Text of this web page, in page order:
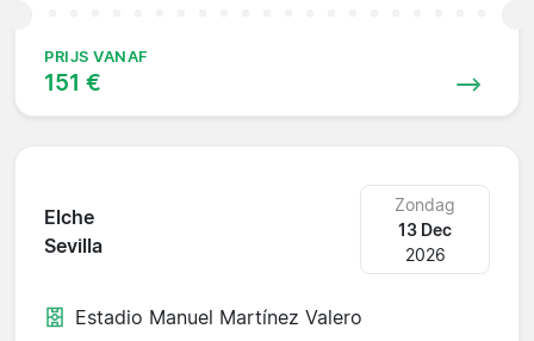
PRIJS VANAF
151 €
Elche
Sevilla
Zondag
13 Dec
2026
Estadio Manuel Martínez Valero